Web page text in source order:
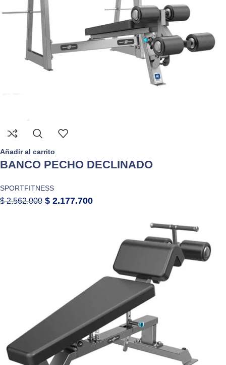
Añadir al carrito
BANCO PECHO DECLINADO
SPORTFITNESS
$2.562.000 $ 2.177.700